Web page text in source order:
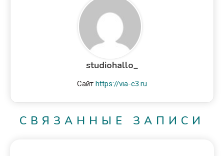
studiohallo_
Сайт https://via-c3.ru
СВЯЗАННЫЕ ЗАПИСИ